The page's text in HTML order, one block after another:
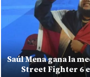
Saúl Mena gana la
Street Fighter 6